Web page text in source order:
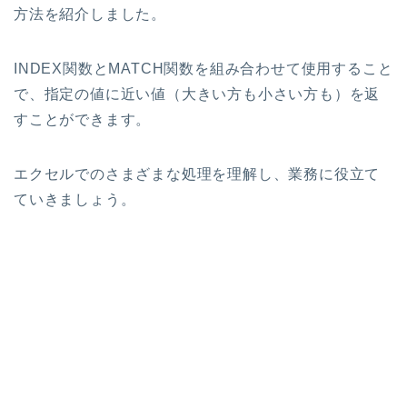
方法を紹介しました。
INDEX関数とMATCH関数を組み合わせて使用すること
で、指定の値に近い値（大きい方も小さい方も）を返
すことができます。
エクセルでのさまざまな処理を理解し、業務に役立て
ていきましょう。